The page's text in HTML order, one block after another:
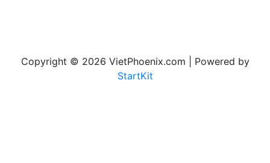
Copyright © 2026 VietPhoenix.com | Powered by
StartKit